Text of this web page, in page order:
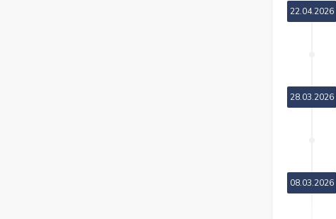
22.04.2026
28.03.2026
08.03.2026